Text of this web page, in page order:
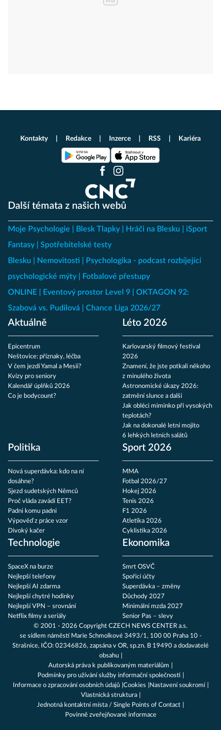
Další témata z našich webů
Moje Psychologie Blesk Tlapky Hráči na Blesku
iSport
Fantasy
Spotřebitelské testy
Blesku
Nemovitosti
Psychologika - podcast rozbíjející
psychologické mýty
Fotbalové přestupy
ONLINE
Eventový prostor Level 9
OKTAGON 92:
Szabová vs. Pudilová
Chance Liga 2026/27
Aktuálně
Epicentrum
Neštovice: příznaky, léčba
V čem jezdí Yamal a Mesii?
Kvízy pro seniory
Kalendář úplňků 2026
Co je bodycount?
Léto 2026
Karlovarský filmový festival
2026
Znamení, že jste potkali někoho
z minulého života
Astronomické úkazy 2026:
zatmění slunce a další
Jak obléci miminko při vysokých
teplotách?
Jak na dokonalé letní mojito
6 lehkých letních salátů
Politika
Nová superdávka: kdo na ní
dosáhne?
Sjezd sudetských Němců
Proč vláda zavádí EET?
Padni komu padni
Výpověď z práce vzor
Divoký kačer
Sport 2026
MMA
Fotbal 2026/27
Hokej 2026
Tenis 2026
F1 2026
Atletika 2026
Cyklistika 2026
Technologie
SpaceX na burze
Nejlepší telefony
Nejlepší AI zdarma
Nejlepší chytré hodinky
Nejlepší VPN – srovnání
Netflix filmy a seriály
Ekonomika
Smrt OSVČ
Spořicí účty
Superdávka – změny
Důchody 2027
Minimální mzda 2027
Senior Pas – slevy
Kontakty Redakce Inzerce RSS Kariéra
© 2001 - 2026 Copyright CZECH NEWS CENTER a.s.
se sídlem náměstí Marie Schmolkové 3493/1, 100 00 Praha 10 -
Strašnice, IČO: 02346826, zapsána v OR, sp.zn. B 19490 a dodavatelé
obsahu
Autorská práva k publikovaným materiálům
Podmínky pro užívání služby informační společnosti
Informace o zpracování osobních údajů Cookies
Nastavení soukromí
Vlastnická struktura
Jednotná kontaktní místa / Single Points of Contact
Povinně zveřejňované informace